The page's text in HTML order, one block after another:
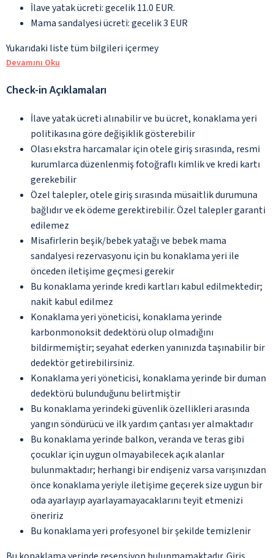
İlave yatak ücreti: gecelik 11.0 EUR.
Mama sandalyesi ücreti: gecelik 3 EUR
Yukarıdaki liste tüm bilgileri içermey
Devamını Oku
Check-in Açıklamaları
İlave yatak ücreti alınabilir ve bu ücret, konaklama yeri
politikasına göre değişiklik gösterebilir
Olası ekstra harcamalar için otele giriş sırasında, resmi
kurumlarca düzenlenmiş fotoğraflı kimlik ve kredi kartı
gerekebilir
Özel talepler, otele giriş sırasında müsaitlik durumuna
bağlıdır ve ek ödeme gerektirebilir. Özel talepler garanti
edilemez
Misafirlerin beşik/bebek yatağı ve bebek mama
sandalyesi rezervasyonu için bu konaklama yeri ile
önceden iletişime geçmesi gerekir
Bu konaklama yerinde kredi kartları kabul edilmektedir;
nakit kabul edilmez
Konaklama yeri yöneticisi, konaklama yerinde
karbonmonoksit dedektörü olup olmadığını
bildirmemiştir; seyahat ederken yanınızda taşınabilir bir
dedektör getirebilirsiniz.
Konaklama yeri yöneticisi, konaklama yerinde bir duman
dedektörü bulunduğunu belirtmiştir
Bu konaklama yerindeki güvenlik özellikleri arasında
yangın söndürücü ve ilk yardım çantası yer almaktadır
Bu konaklama yerinde balkon, veranda ve teras gibi
çocuklar için uygun olmayabilecek açık alanlar
bulunmaktadır; herhangi bir endişeniz varsa varışınızdan
önce konaklama yeriyle iletişime geçerek size uygun bir
oda ayarlayıp ayarlayamayacaklarını teyit etmenizi
öneririz
Bu konaklama yeri profesyonel bir şekilde temizlenir